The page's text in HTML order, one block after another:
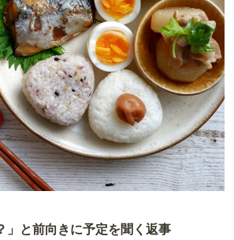
」と前向きに予定を聞く返事